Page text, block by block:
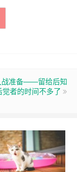
战准备——留给后知
觉者的时间不多了